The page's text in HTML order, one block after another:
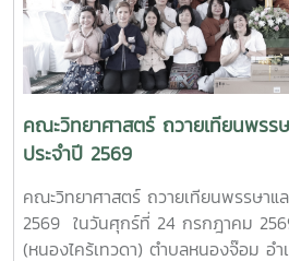
อุตสาหกรรม ตลอดจนการใช้งานเทค
นักศึกษาได้เรียนรู้จากประสบการณ์จ
รู้ไปประยุกต์ใช้ในการเรียนและการป
โครงการดังกล่าวมีวัตถุประสงค์เพื่อ
เทคโนโลยีและระบบอัตโนมัติ เสริมสร้
กับความต้องการของภาคอุตสาหกรรม
ศักยภาพผู้เรียนให้มีความพร้อมเข้าสู่กา
4.0MTP : "ผู้นำการผลิตและพัฒนากำ
ทางสมรรรถนะสูง" 32 ปี MTP รั้ว ช
https://drive.google.com/drive/
คณะวิทยาศาสตร์ ถวายเทียนพรร
ประจำปี 2569
คณะวิทยาศาสตร์ ถวายเทียนพรรษาแ
2569 ในวันศุกร์ที่ 24 กรกฎาคม
(หนองไคร้เทวดา) ตำบลหนองจ๊อม อ